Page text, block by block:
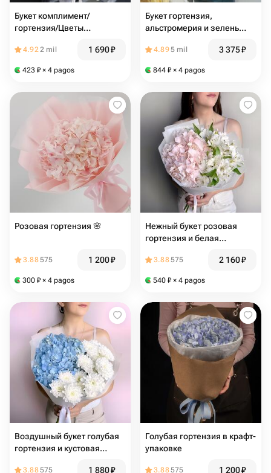
Букет комплимент/
гортензия/Цветы
Магнитогорск
4.922 mil 1 690₽
423 ₽ × 4 pagos
Букет гортензия,
альстромерия и зелень
4.895 mil 3 375₽
844 ₽ × 4 pagos
Розовая гортензия 🌸
3.88575 1 200₽
300 ₽ × 4 pagos
Нежный букет розовая
гортензия и белая
3.88575 2 160₽
540 ₽ × 4 pagos
Воздушный букет голубая
гортензия и кустовая
3.88575 1 880₽
Голубая гортензия в крафт-
упаковке
3.88575 1 200₽